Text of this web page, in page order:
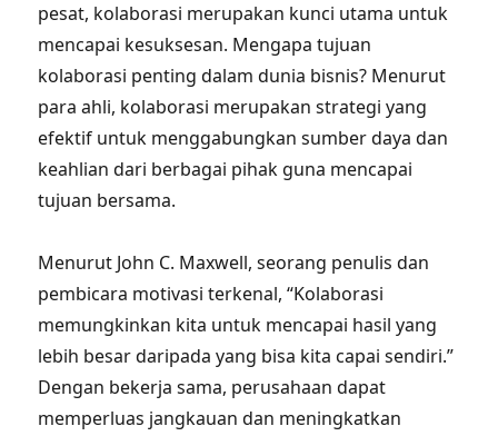
pesat, kolaborasi merupakan kunci utama untuk
mencapai kesuksesan. Mengapa tujuan
kolaborasi penting dalam dunia bisnis? Menurut
para ahli, kolaborasi merupakan strategi yang
efektif untuk menggabungkan sumber daya dan
keahlian dari berbagai pihak guna mencapai
tujuan bersama.
Menurut John C. Maxwell, seorang penulis dan
pembicara motivasi terkenal, “Kolaborasi
memungkinkan kita untuk mencapai hasil yang
lebih besar daripada yang bisa kita capai sendiri.”
Dengan bekerja sama, perusahaan dapat
memperluas jangkauan dan meningkatkan